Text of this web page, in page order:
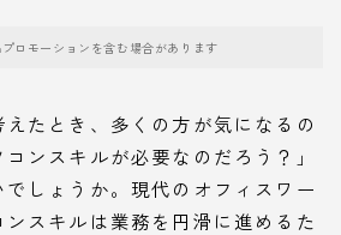
ロモーションを含む場合があります
たとき、多くの方が気になるの
ンスキルが必要なのだろう？」
しょうか。現代のオフィスワー
スキルは業務を円滑に進めるた